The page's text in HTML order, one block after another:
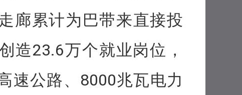
廊累计为巴带来直接投
造23.6万个就业岗位，
速公路、8000兆瓦电力